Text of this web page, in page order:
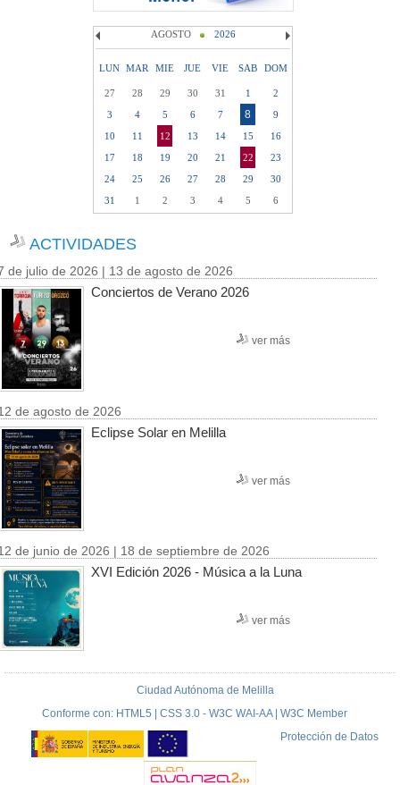
AGOSTO 2026
LUN MAR MIE JUE VIE SAB DOM
27 28 29 30 31 1
2
3
4 5 6 7 8
9
10
11 12 13 14 15
16
17
18 19 20 21 22
23
24
25 26 27 28 29
30
31
1 2 3 4 5 6
ACTIVIDADES
de julio de 2026 | 13 de agosto de 2026
Conciertos de Verano 2026
ver más
de agosto de 2026
Eclipse Solar en Melilla
ver más
de junio de 2026 | 18 de septiembre de 2026
XVI Edición 2026 - Música a la Luna
ver más
Ciudad Autónoma de Melilla
Conforme con: HTML5 | CSS 3.0 - W3C WAI-AA | W3C Member
Protección de Datos